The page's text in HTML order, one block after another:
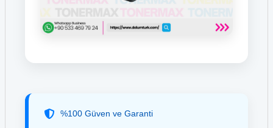
%100 Güven ve Garanti